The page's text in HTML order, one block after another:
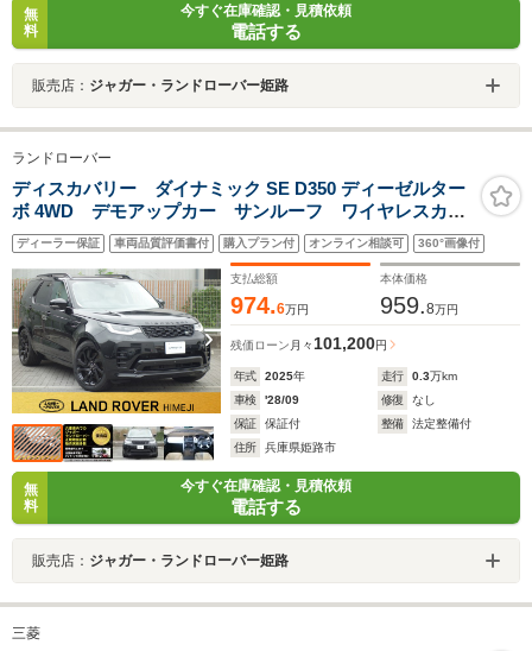
無
料
今すぐ在庫確認・見積依頼
電話する
販売店： ジャガー・ランドローバー姫路
ランドローバー
ディスカバリー ダイナミック SE D350 ディーゼルター
ボ 4WD デモアップカー サンルーフ ワイヤレスカー
プレイ シートヒーター 3列シート エアサス パドル
シフト レーダークルーズ 21インチアルミ 360度カメ
ラ 運転席シートメモリー 認定中古車保証2年
ディーラー保証 車両品質評価書付 購入プラン付 オンライン相談可 360°画像付
支払総額
974.6万円
本体価格
959.8万円
残価ローン 月々 101,200円
年式 2025年 走行 0.3万km
車検
'28/09 修復
なし
保証
保証付 整備
法定整備付
住所
兵庫県姫路市
無
料
今すぐ在庫確認・見積依頼
電話する
販売店： ジャガー・ランドローバー姫路
三菱